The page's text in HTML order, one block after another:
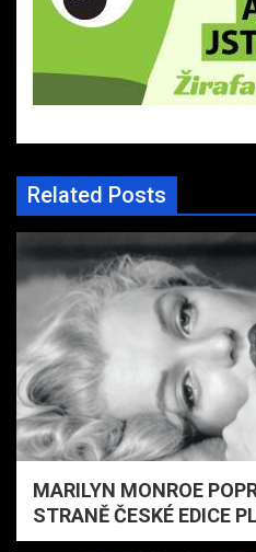
Related Posts
MARILYN MONROE
STRANĚ ČESKÉ EDICE